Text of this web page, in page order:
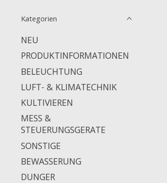
Kategorien
NEU
PRODUKTINFORMATIONEN
BELEUCHTUNG
LUFT- & KLIMATECHNIK
KULTIVIEREN
MESS &
STEUERUNGSGERATE
SONSTIGE
BEWASSERUNG
DUNGER